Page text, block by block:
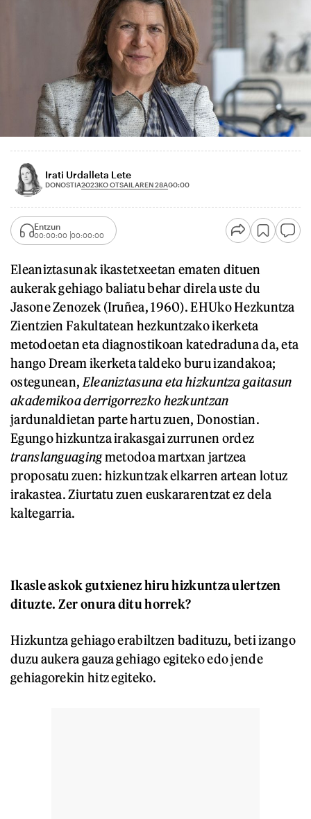
Irati Urdalleta Lete
DONOSTIA2023KO OTSAILAREN 28A00:00
Entzun
00:00:00 00:00:00
Eleaniztasunak ikastetxeetan ematen dituen
aukerak gehiago baliatu behar direla uste du
Jasone Zenozek (Iruñea, 1960). EHUko Hezkuntza
Zientzien Fakultatean hezkuntzako ikerketa
metodoetan eta diagnostikoan katedraduna da, eta
hango Dream ikerketa taldeko buru izandakoa;
ostegunean, Eleaniztasuna eta hizkuntza gaitasun
akademikoa derrigorrezko hezkuntzan
jardunaldietan parte hartu zuen, Donostian.
Egungo hizkuntza irakasgai zurrunen ordez
translanguagingmetodoa martxan jartzea
proposatu zuen: hizkuntzak elkarren artean lotuz
irakastea. Ziurtatu zuen euskararentzat ez dela
kaltegarria.
Ikasle askok gutxienez hiru hizkuntza ulertzen
dituzte. Zer onura ditu horrek?
Hizkuntza gehiago erabiltzen badituzu, beti izango
duzu aukera gauza gehiago egiteko edo jende
gehiagorekin hitz egiteko.